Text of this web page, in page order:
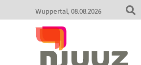
Wuppertal 08.08.2026